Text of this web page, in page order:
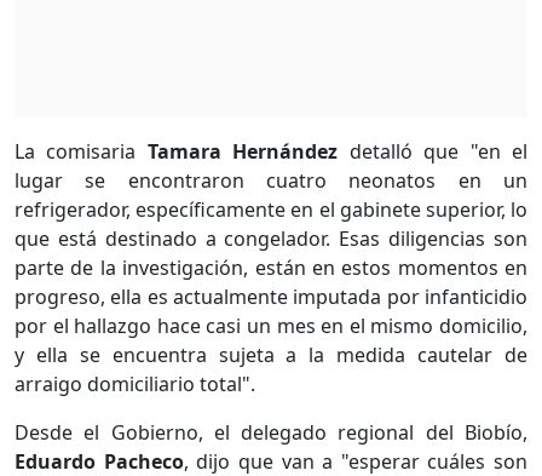
La comisaria Tamara Hernández detalló que "en el
lugar se encontraron cuatro neonatos en un
refrigerador, específicamente en el gabinete superior, lo
que está destinado a congelador. Esas diligencias son
parte de la investigación, están en estos momentos en
progreso, ella es actualmente imputada por infanticidio
por el hallazgo hace casi un mes en el mismo domicilio,
y ella se encuentra sujeta a la medida cautelar de
arraigo domiciliario total".
Desde el Gobierno, el delegado regional del Biobío,
Eduardo Pacheco, dijo que van a "esperar cuáles son